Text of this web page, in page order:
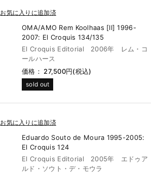
お気に入りに追加済
OMA/AMO Rem Koolhaas [II] 1996-
2007: El Croquis 134/135
El Croquis Editorial 2006年 レム・コ
ールハース
価格： 27,500円(税込)
sold out
お気に入りに追加済
Eduardo Souto de Moura 1995-2005:
El Croquis 124
El Croquis Editorial 2005年 エドゥア
ルド・ソウト・デ・モウラ